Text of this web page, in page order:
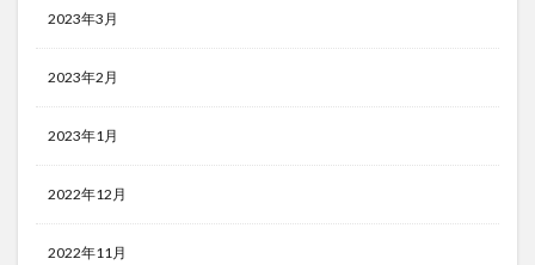
2023年3月
2023年2月
2023年1月
2022年12月
2022年11月